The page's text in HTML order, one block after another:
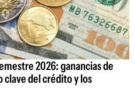
2026: ganancias de
clave del crédito y los